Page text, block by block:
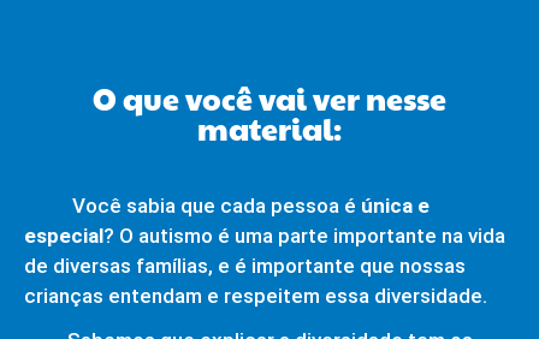
O que você vai ver nesse
material:
Você sabia que cada pessoa é única e
especial? O autismo é uma parte importante na vida
de diversas famílias, e é importante que nossas
crianças entendam e respeitem essa diversidade.